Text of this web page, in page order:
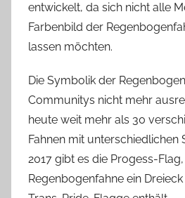
entwickelt, da sich nicht alle
Farbenbild der
lassen möchten.
Die Symbolik der
Communitys nicht mehr
heute weit mehr als 30
Fahnen mit unterschiedlichen
2017 gibt es die Progess-
Regenbogenfahne ein